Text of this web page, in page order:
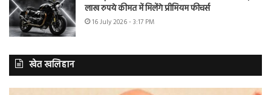
लाख रुपये कीमत में मिलेंगे प्रीमियम फीचर्स
16 July 2026 - 3:17 PM
खेत खलिहान